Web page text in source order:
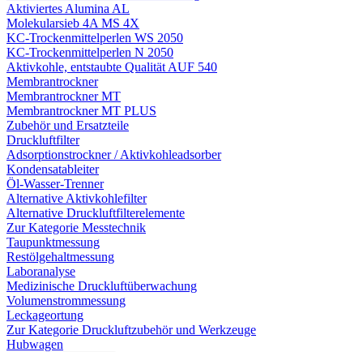
Aktiviertes Alumina AL
Molekularsieb 4A MS 4X
KC-Trockenmittelperlen WS 2050
KC-Trockenmittelperlen N 2050
Aktivkohle, entstaubte Qualität AUF 540
Membrantrockner
Membrantrockner MT
Membrantrockner MT PLUS
Zubehör und Ersatzteile
Druckluftfilter
Adsorptionstrockner / Aktivkohleadsorber
Kondensatableiter
Öl-Wasser-Trenner
Alternative Aktivkohlefilter
Alternative Druckluftfilterelemente
Zur Kategorie Messtechnik
Taupunktmessung
Restölgehaltmessung
Laboranalyse
Medizinische Druckluftüberwachung
Volumenstrommessung
Leckageortung
Zur Kategorie Druckluftzubehör und Werkzeuge
Hubwagen